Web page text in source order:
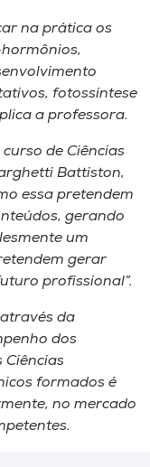
na prática os
fotossíntese
a professora.
de Ciências
Battiston,
essa pretendem
gerando
um
gerar
profissional”.
da
dos
Ciências
formados é
no mercado